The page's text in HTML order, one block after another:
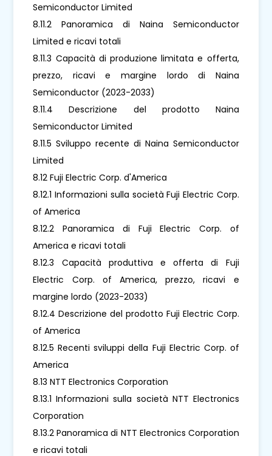
Semiconductor Limited
8.11.2 Panoramica di Naina Semiconductor
Limited e ricavi totali
8.11.3 Capacità di produzione limitata e offerta,
prezzo, ricavi e margine lordo di Naina
Semiconductor (2023-2033)
8.11.4 Descrizione del prodotto Naina
Semiconductor Limited
8.11.5 Sviluppo recente di Naina Semiconductor
Limited
8.12 Fuji Electric Corp. d'America
8.12.1 Informazioni sulla società Fuji Electric Corp.
of America
8.12.2 Panoramica di Fuji Electric Corp. of
America e ricavi totali
8.12.3 Capacità produttiva e offerta di Fuji
Electric Corp. of America, prezzo, ricavi e
margine lordo (2023-2033)
8.12.4 Descrizione del prodotto Fuji Electric Corp.
of America
8.12.5 Recenti sviluppi della Fuji Electric Corp. of
America
8.13 NTT Electronics Corporation
8.13.1 Informazioni sulla società NTT Electronics
Corporation
8.13.2 Panoramica di NTT Electronics Corporation
e ricavi totali